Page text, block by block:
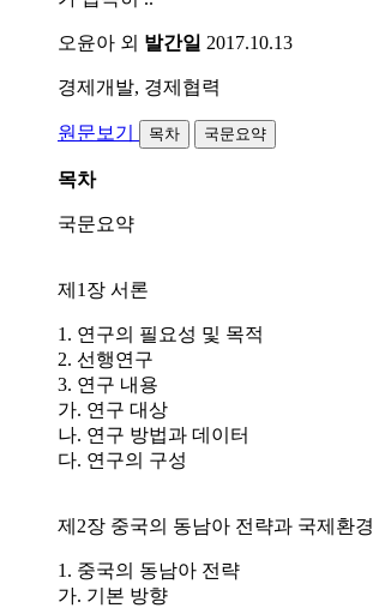
오윤아 외 발간일 2017.10.13
경제개발, 경제협력
원문보기 목차 국문요약
목차
국문요약
제1장 서론
1. 연구의 필요성 및 목적
2. 선행연구
3. 연구 내용
가. 연구 대상
나. 연구 방법과 데이터
다. 연구의 구성
제2장 중국의 동남아 전략과 국제환경
1. 중국의 동남아 전략
가. 기본 방향